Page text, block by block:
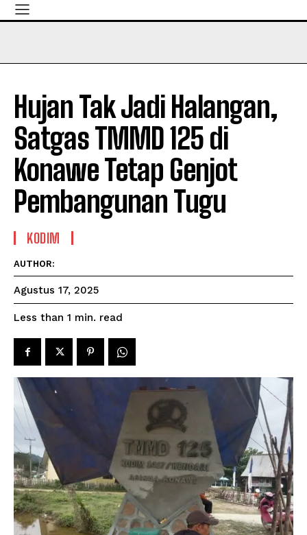
Hujan Tak Jadi Halangan,
Satgas TMMD 125 di
Konawe Tetap Genjot
Pembangunan Tugu
KODIM
AUTHOR:
Agustus 17, 2025
Less than 1 min. read